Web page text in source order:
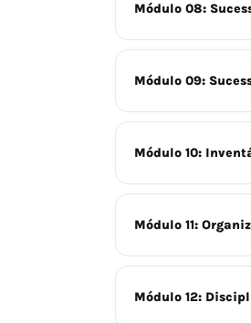
Módulo 08:
Módulo 09:
Módulo 10:
Módulo 11:
Módulo 12: